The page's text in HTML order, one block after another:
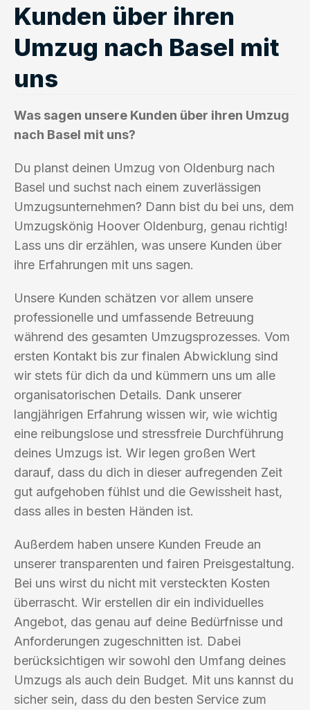
Kunden über ihren
Umzug nach Basel mit
uns
Was sagen unsere Kunden über ihren Umzug
nach Basel mit uns?
Du planst deinen Umzug von Oldenburg nach
Basel und suchst nach einem zuverlässigen
Umzugsunternehmen? Dann bist du bei uns, dem
Umzugskönig Hoover Oldenburg, genau richtig!
Lass uns dir erzählen, was unsere Kunden über
ihre Erfahrungen mit uns sagen.
Unsere Kunden schätzen vor allem unsere
professionelle und umfassende Betreuung
während des gesamten Umzugsprozesses. Vom
ersten Kontakt bis zur finalen Abwicklung sind
wir stets für dich da und kümmern uns um alle
organisatorischen Details. Dank unserer
langjährigen Erfahrung wissen wir, wie wichtig
eine reibungslose und stressfreie Durchführung
deines Umzugs ist. Wir legen großen Wert
darauf, dass du dich in dieser aufregenden Zeit
gut aufgehoben fühlst und die Gewissheit hast,
dass alles in besten Händen ist.
Außerdem haben unsere Kunden Freude an
unserer transparenten und fairen Preisgestaltung.
Bei uns wirst du nicht mit versteckten Kosten
überrascht. Wir erstellen dir ein individuelles
Angebot, das genau auf deine Bedürfnisse und
Anforderungen zugeschnitten ist. Dabei
berücksichtigen wir sowohl den Umfang deines
Umzugs als auch dein Budget. Mit uns kannst du
sicher sein, dass du den besten Service zum